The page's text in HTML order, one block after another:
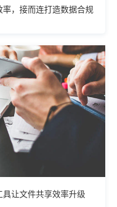
，接而连打造数据合规
让文件共享效率升级